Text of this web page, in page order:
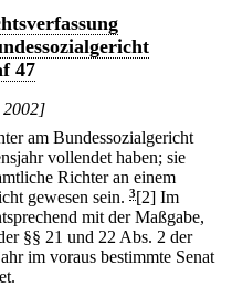
47
am Bundessozialgericht
vollendet haben; sie
Richter an einem
gewesen sein. 3[2] Im
mit der Maßgabe,
§§ 21 und 22 Abs. 2 der
im voraus bestimmte Senat